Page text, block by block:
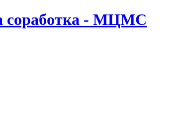
соработка - МЦМС